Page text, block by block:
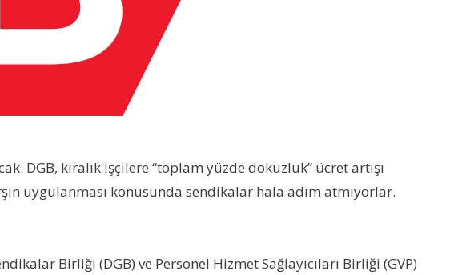
DGB, kiralık işçilere “toplam yüzde dokuzluk” ücret artışı
uygulanması konusunda sendikalar hala adım atmıyorlar.
Birliği (DGB) ve Personel Hizmet Sağlayıcıları Birliği (GVP)